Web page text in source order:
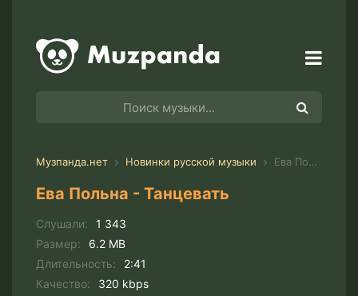
Музпанда.нет Новинки русской музыки Ева Польна - Танцевать
Ева Польна - Танцевать
Слушали:
1 343
Размер:
6.2 MB
Длительность:
2:41
Качество:
320 kbps